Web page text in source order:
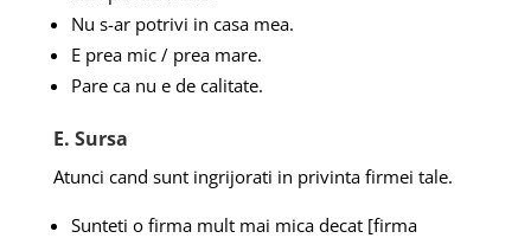
Nu s-ar potrivi in casa mea.
E prea mic / prea mare.
Pare ca nu e de calitate.
E. Sursa
Atunci cand sunt ingrijorati in privinta firmei tale.
Sunteti o firma mult mai mica decat [firma